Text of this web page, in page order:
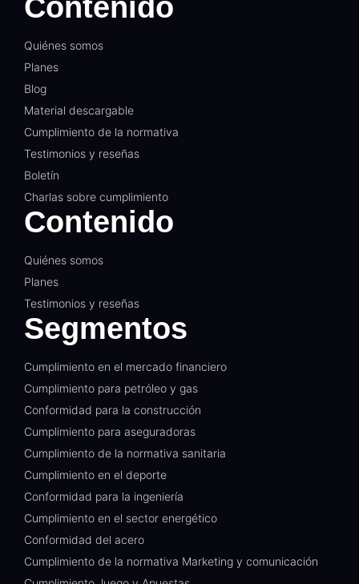
Contenido
Quiénes somos
Planes
Blog
Material descargable
Cumplimiento de la normativa
Testimonios y reseñas
Boletín
Charlas sobre cumplimiento
Contenido
Quiénes somos
Planes
Testimonios y reseñas
Segmentos
Cumplimiento en el mercado financiero
Cumplimiento para petróleo y gas
Conformidad para la construcción
Cumplimiento para aseguradoras
Cumplimiento de la normativa sanitaria
Cumplimiento en el deporte
Conformidad para la ingeniería
Cumplimiento en el sector energético
Conformidad del acero
Cumplimiento de la normativa Marketing y comunicación